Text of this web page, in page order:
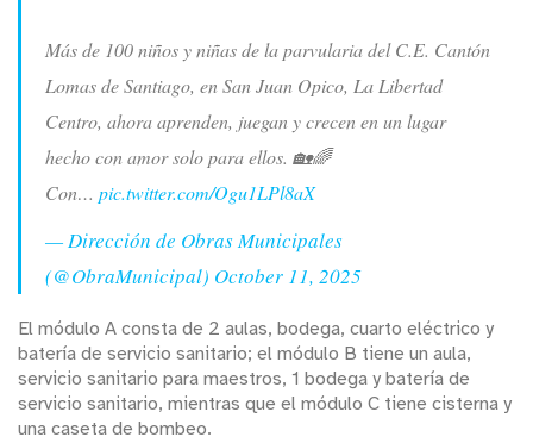
Más de 100 niños y niñas de la parvularia del C.E. Cantón
Lomas de Santiago, en San Juan Opico, La Libertad
Centro, ahora aprenden, juegan y crecen en un lugar
hecho con amor solo para ellos. 🏡🌈
Con… pic.twitter.com/Ogu1LPl8aX
— Dirección de Obras Municipales
(@ObraMunicipal) October 11, 2025
El módulo A consta de 2 aulas, bodega, cuarto eléctrico y
batería de servicio sanitario; el módulo B tiene un aula,
servicio sanitario para maestros, 1 bodega y batería de
servicio sanitario, mientras que el módulo C tiene cisterna y
una caseta de bombeo.